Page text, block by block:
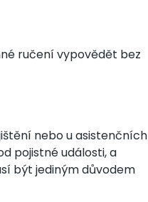
ručení vypovědět bez
nebo u asistenčních
pojistné události, a
být jediným důvodem